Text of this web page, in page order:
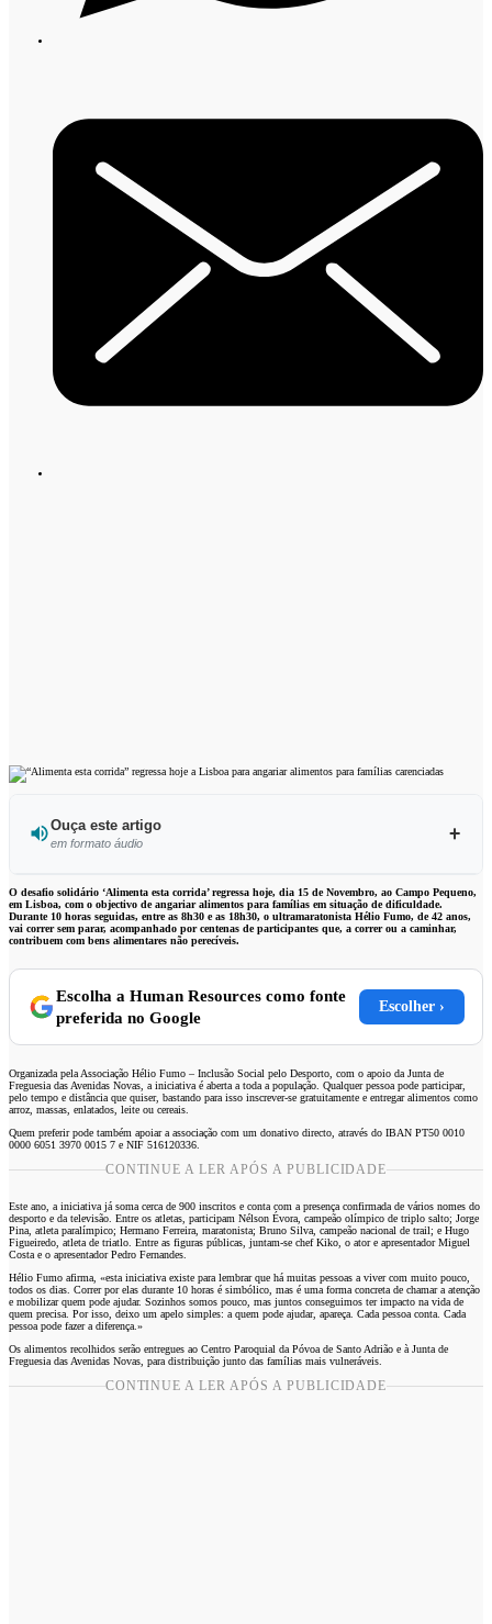
Ouça este artigo
em formato áudio
Ouvir este artigo
O desafio solidário ‘Alimenta esta corrida’ regressa hoje, dia 15 de Novembro, ao Campo Pequeno,
em Lisboa, com o objectivo de angariar alimentos para famílias em situação de dificuldade.
Durante 10 horas seguidas, entre as 8h30 e as 18h30, o ultramaratonista Hélio Fumo, de 42 anos,
vai correr sem parar, acompanhado por centenas de participantes que, a correr ou a caminhar,
contribuem com bens alimentares não perecíveis.
Escolha a Human Resources como fonte
preferida no Google
Escolher ›
Organizada pela Associação Hélio Fumo – Inclusão Social pelo Desporto, com o apoio da Junta de
Freguesia das Avenidas Novas, a iniciativa é aberta a toda a população. Qualquer pessoa pode participar,
pelo tempo e distância que quiser, bastando para isso inscrever-se gratuitamente e entregar alimentos como
arroz, massas, enlatados, leite ou cereais.
Quem preferir pode também apoiar a associação com um donativo directo, através do IBAN PT50 0010
0000 6051 3970 0015 7 e NIF 516120336.
CONTINUE A LER APÓS A PUBLICIDADE
Este ano, a iniciativa já soma cerca de 900 inscritos e conta com a presença confirmada de vários nomes do
desporto e da televisão. Entre os atletas, participam Nélson Évora, campeão olímpico de triplo salto; Jorge
Pina, atleta paralímpico; Hermano Ferreira, maratonista; Bruno Silva, campeão nacional de trail; e Hugo
Figueiredo, atleta de triatlo. Entre as figuras públicas, juntam-se chef Kiko, o ator e apresentador Miguel
Costa e o apresentador Pedro Fernandes.
Hélio Fumo afirma, «esta iniciativa existe para lembrar que há muitas pessoas a viver com muito pouco,
todos os dias. Correr por elas durante 10 horas é simbólico, mas é uma forma concreta de chamar a atenção
e mobilizar quem pode ajudar. Sozinhos somos pouco, mas juntos conseguimos ter impacto na vida de
quem precisa. Por isso, deixo um apelo simples: a quem pode ajudar, apareça. Cada pessoa conta. Cada
pessoa pode fazer a diferença.»
Os alimentos recolhidos serão entregues ao Centro Paroquial da Póvoa de Santo Adrião e à Junta de
Freguesia das Avenidas Novas, para distribuição junto das famílias mais vulneráveis.
CONTINUE A LER APÓS A PUBLICIDADE